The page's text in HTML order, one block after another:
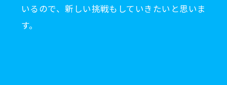
いるので、新しい挑戦もしていきたいと思いま
す。